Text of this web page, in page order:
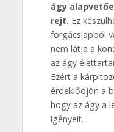
ágy
rejt. Ez
forgácslapból
nem látja a
az ágy
Ezért a
érdeklődjön a
hogy az ágy a
igényeit.